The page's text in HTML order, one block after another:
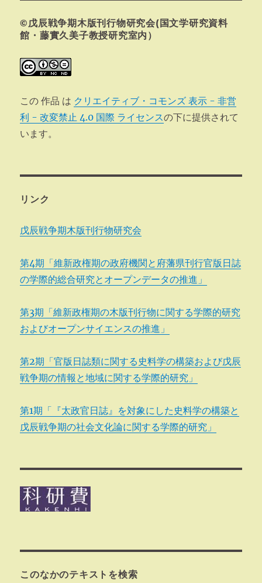
ン
©戊辰戦争期木版刊行物研究会(国文学研究資料
館・藤實久美子教授研究室内）
この 作品 は クリエイティブ・コモンズ 表示 - 非営
利 - 改変禁止 4.0 国際 ライセンスの下に提供されて
います。
リンク
戊辰戦争期木版刊行物研究会
第4期「維新政権期の政府機関と府藩県刊行官版日誌
の学際的総合研究とオープンデータの推進」
第3期「維新政権期の木版刊行物に関する学際的研究
およびオープンサイエンスの推進」
第2期「官版日誌類に関する史料学の構築および戊辰
戦争期の情報と地域に関する学際的研究」
第1期「『太政官日誌』を対象にした史料学の構築と
戊辰戦争期の社会文化論に関する学際的研究」
このなかのテキストを検索